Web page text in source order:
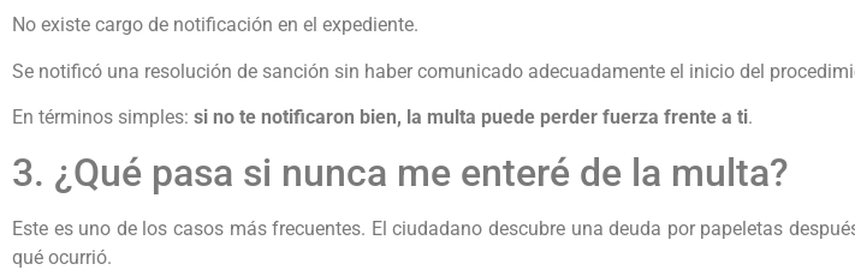
No existe cargo de notificación en el expediente.
Se notificó una resolución de sanción sin haber comunicado adecuadamente el inicio del
En términos simples: si no te notificaron bien, la multa puede perder fuerza frente a ti.
3. ¿Qué pasa si nunca me enteré de la multa?
Este es uno de los casos más frecuentes. El ciudadano descubre una deuda por papeletas
qué ocurrió.